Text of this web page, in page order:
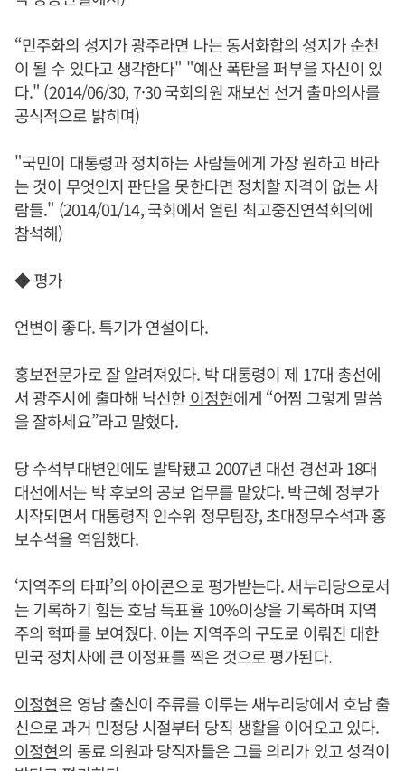
“민주화의 성지가 광주라면 나는 동서화합의 성지가 순천
이 될 수 있다고 생각한다" "예산 폭탄을 퍼부을 자신이 있
다." (2014/06/30, 7·30 국회의원 재보선 선거 출마의사를
공식적으로 밝히며)
"국민이 대통령과 정치하는 사람들에게 가장 원하고 바라
는 것이 무엇인지 판단을 못한다면 정치할 자격이 없는 사
람들." (2014/01/14, 국회에서 열린 최고중진연석회의에
참석해)
◆ 평가
언변이 좋다. 특기가 연설이다.
홍보전문가로 잘 알려져있다. 박 대통령이 제 17대 총선에
서 광주시에 출마해 낙선한 이정현에게 “어쩜 그렇게 말씀
을 잘하세요”라고 말했다.
당 수석부대변인에도 발탁됐고 2007년 대선 경선과 18대
대선에서는 박 후보의 공보 업무를 맡았다. 박근혜 정부가
시작되면서 대통령직 인수위 정무팀장, 초대정무수석과 홍
보수석을 역임했다.
‘지역주의 타파’의 아이콘으로 평가받는다. 새누리당으로서
는 기록하기 힘든 호남 득표율 10%이상을 기록하며 지역
주의 혁파를 보여줬다. 이는 지역주의 구도로 이뤄진 대한
민국 정치사에 큰 이정표를 찍은 것으로 평가된다.
이정현은 영남 출신이 주류를 이루는 새누리당에서 호남 출
신으로 과거 민정당 시절부터 당직 생활을 이어오고 있다.
이정현의 동료 의원과 당직자들은 그를 의리가 있고 성격이